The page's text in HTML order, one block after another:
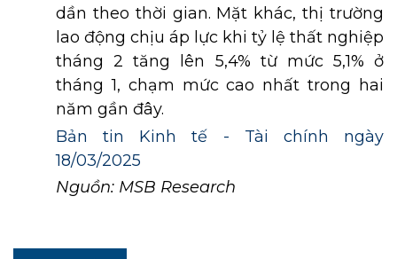
dần theo thời gian. Mặt khác, thị trường
lao động chịu áp lực khi tỷ lệ thất nghiệp
tháng 2 tăng lên 5,4% từ mức 5,1% ở
tháng 1, chạm mức cao nhất trong hai
năm gần đây.
Bản tin Kinh tế - Tài chính ngày
18/03/2025
Nguồn: MSB Research